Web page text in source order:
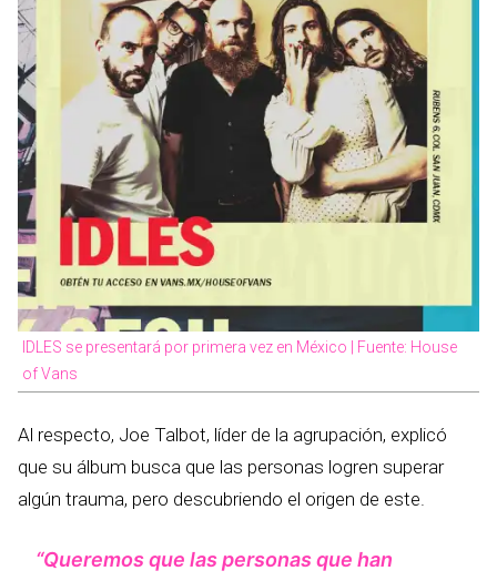
IDLES se presentará por primera vez en México | Fuente: House
of Vans
Al respecto, Joe Talbot, líder de la agrupación, explicó
que su álbum busca que las personas logren superar
algún trauma, pero descubriendo el origen de este.
“Queremos que las personas que han